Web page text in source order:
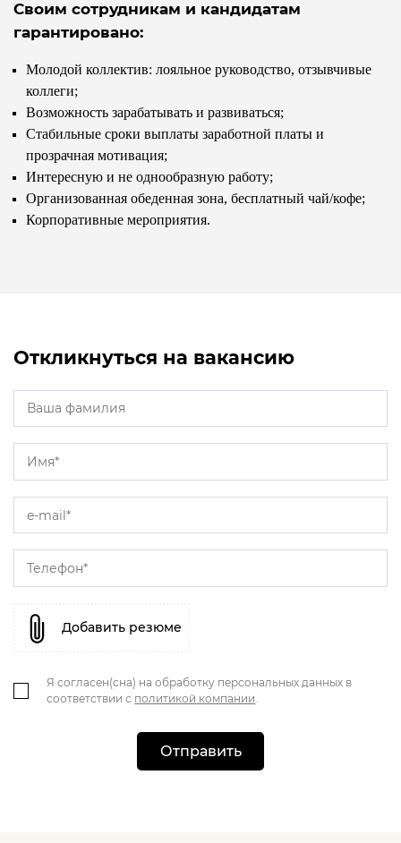
Своим сотрудникам и кандидатам
гарантировано:
Молодой коллектив: лояльное руководство, отзывчивые
коллеги;
Возможность зарабатывать и развиваться;
Стабильные сроки выплаты заработной платы и
прозрачная мотивация;
Интересную и не однообразную работу;
Организованная обеденная зона, бесплатный чай/кофе;
Корпоративные мероприятия.
Откликнуться на вакансию
Добавить резюме
Я согласен(сна) на обработку персональных данных в
соответствии с политикой компании.
Отправить